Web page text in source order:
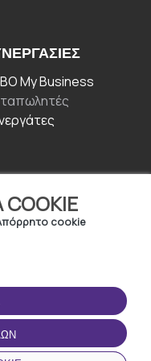
cookie
My Business
ΤΗΝ